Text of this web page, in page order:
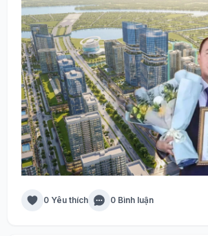
0 Yêu thích 0 Bình luận